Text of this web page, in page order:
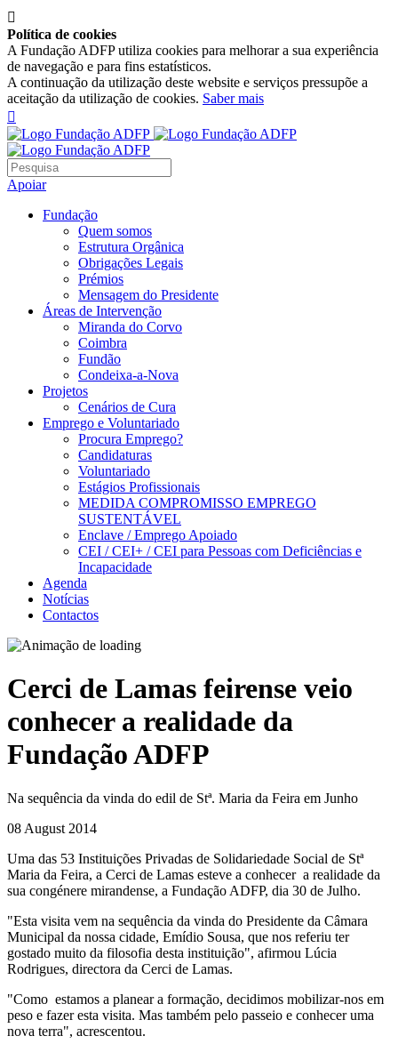

Política de cookies
A Fundação ADFP utiliza cookies para melhorar a sua experiência
de navegação e para fins estatísticos.
A continuação da utilização deste website e serviços pressupõe a
aceitação da utilização de cookies. Saber mais

Apoiar
Fundação
Quem somos
Estrutura Orgânica
Obrigações Legais
Prémios
Mensagem do Presidente
Áreas de Intervenção
Miranda do Corvo
Coimbra
Fundão
Condeixa-a-Nova
Projetos
Cenários de Cura
Emprego e Voluntariado
Procura Emprego?
Candidaturas
Voluntariado
Estágios Profissionais
MEDIDA COMPROMISSO EMPREGO
SUSTENTÁVEL
Enclave / Emprego Apoiado
CEI / CEI+ / CEI para Pessoas com Deficiências e
Incapacidade
Agenda
Notícias
Contactos
Cerci de Lamas feirense veio
conhecer a realidade da
Fundação ADFP
Na sequência da vinda do edil de Stª. Maria da Feira em Junho
08 August 2014
Uma das 53 Instituições Privadas de Solidariedade Social de Stª
Maria da Feira, a Cerci de Lamas esteve a conhecer a realidade da
sua congénere mirandense, a Fundação ADFP, dia 30 de Julho.
"Esta visita vem na sequência da vinda do Presidente da Câmara
Municipal da nossa cidade, Emídio Sousa, que nos referiu ter
gostado muito da filosofia desta instituição", afirmou Lúcia
Rodrigues, directora da Cerci de Lamas.
"Como estamos a planear a formação, decidimos mobilizar-nos em
peso e fazer esta visita. Mas também pelo passeio e conhecer uma
nova terra", acrescentou.